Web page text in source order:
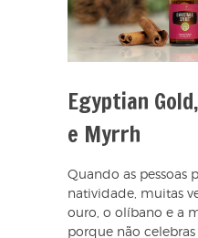
Egyptian
e Myrrh
Quando as pessoas
natividade, muitas
ouro, o olíbano e a
porque não